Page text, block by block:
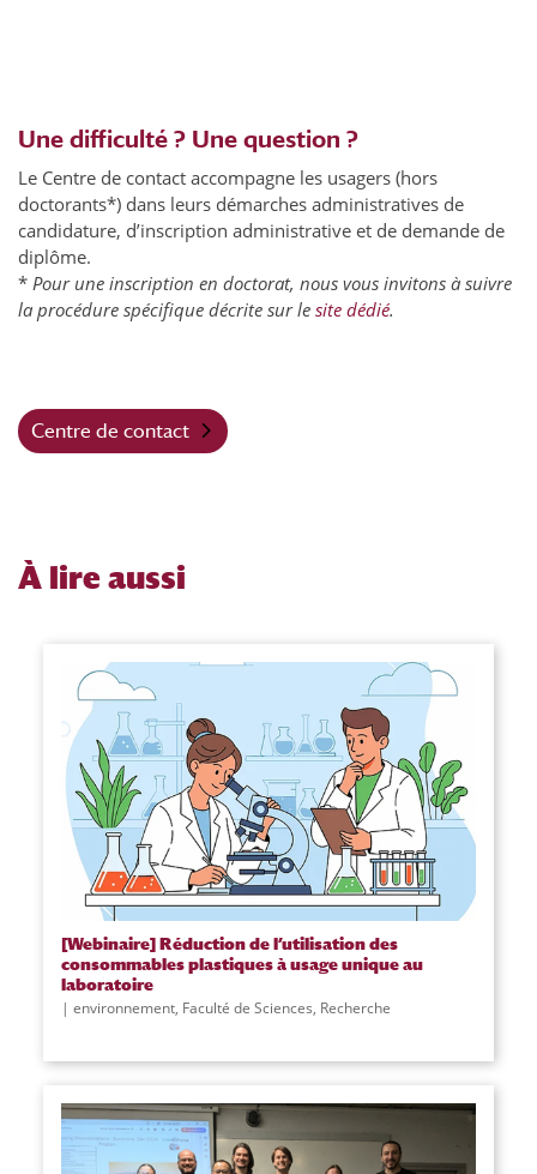
Une difficulté ? Une question ?
Le Centre de contact accompagne les usagers (hors
doctorants*) dans leurs démarches administratives de
candidature, d’inscription administrative et de demande de
diplôme.
* Pour une inscription en doctorat, nous vous invitons à suivre
la procédure spécifique décrite sur le site dédié.
Centre de contact
À lire aussi
[Webinaire] Réduction de l’utilisation des
consommables plastiques à usage unique au
laboratoire
environnement, Faculté de Sciences, Recherche